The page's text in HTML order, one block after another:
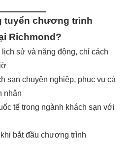
tuyển chương trình
Richmond?
lịch sử và năng động, chỉ cách
sạn chuyên nghiệp, phục vụ cả
nhân
tế trong ngành khách sạn với
bắt đầu chương trình